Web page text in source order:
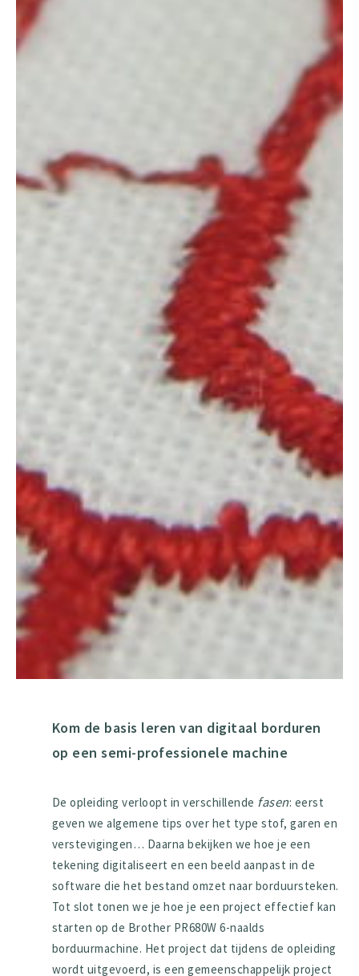
Kom de basis leren van digitaal borduren
op een semi-professionele machine
De opleiding verloopt in verschillende fasen: eerst
geven we algemene tips over het type stof, garen en
verstevigingen… Daarna bekijken we hoe je een
tekening digitaliseert en een beeld aanpast in de
software die het bestand omzet naar borduursteken.
Tot slot tonen we je hoe je een project effectief kan
starten op de Brother PR680W 6-naalds
borduurmachine. Het project dat tijdens de opleiding
wordt uitgevoerd, is een gemeenschappelijk project